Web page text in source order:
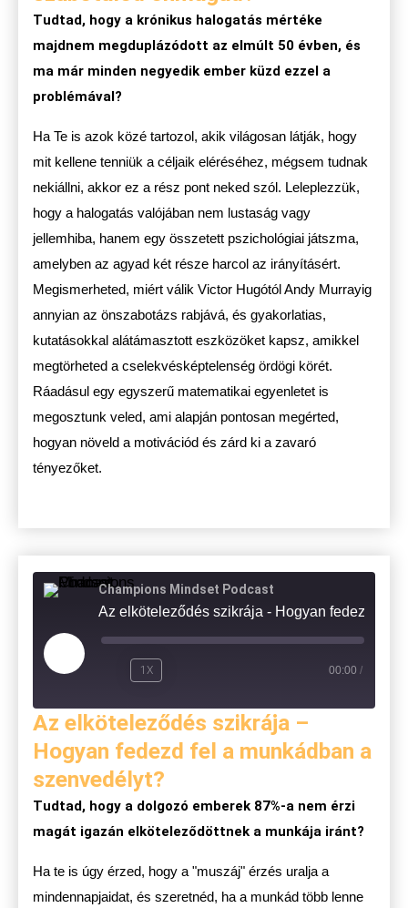
Tudtad, hogy a krónikus halogatás mértéke
majdnem megduplázódott az elmúlt 50 évben, és
ma már minden negyedik ember küzd ezzel a
problémával?
Ha Te is azok közé tartozol, akik világosan látják, hogy
mit kellene tenniük a céljaik eléréséhez, mégsem tudnak
nekiállni, akkor ez a rész pont neked szól. Leleplezzük,
hogy a halogatás valójában nem lustaság vagy
jellemhiba, hanem egy összetett pszichológiai játszma,
amelyben az agyad két része harcol az irányításért.
Megismerheted, miért válik Victor Hugótól Andy Murrayig
annyian az önszabotázs rabjává, és gyakorlatias,
kutatásokkal alátámasztott eszközöket kapsz, amikkel
megtörheted a cselekvésképtelenség ördögi körét.
Ráadásul egy egyszerű matematikai egyenletet is
megosztunk veled, ami alapján pontosan megérted,
hogyan növeld a motivációd és zárd ki a zavaró
tényezőket.
Champions Mindset Podcast
1X 00:00 /
Az elköteleződés szikrája –
Hogyan fedezd fel a munkádban a
szenvedélyt?
Tudtad, hogy a dolgozó emberek 87%-a nem érzi
magát igazán elköteleződöttnek a munkája iránt?
Ha te is úgy érzed, hogy a "muszáj" érzés uralja a
mindennapjaidat, és szeretnéd, ha a munkád több lenne